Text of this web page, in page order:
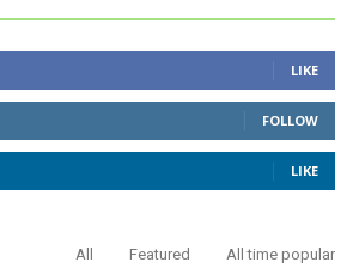
LIKE
FOLLOW
LIKE
All Featured All time popular